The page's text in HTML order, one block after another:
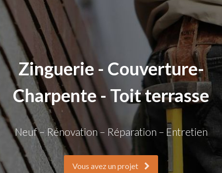
Zinguerie - Couverture-
Charpente - Toit terrasse
Neuf – Rénovation – Réparation – Entretien
Vous avez un projet